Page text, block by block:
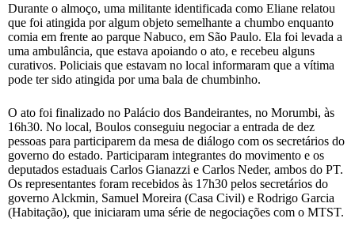
Durante o almoço, uma militante identificada como Eliane relatou
que foi atingida por algum objeto semelhante a chumbo enquanto
comia em frente ao parque Nabuco, em São Paulo. Ela foi levada a
uma ambulância, que estava apoiando o ato, e recebeu alguns
curativos. Policiais que estavam no local informaram que a vítima
pode ter sido atingida por uma bala de chumbinho.
O ato foi finalizado no Palácio dos Bandeirantes, no Morumbi, às
16h30. No local, Boulos conseguiu negociar a entrada de dez
pessoas para participarem da mesa de diálogo com os secretários do
governo do estado. Participaram integrantes do movimento e os
deputados estaduais Carlos Gianazzi e Carlos Neder, ambos do PT.
Os representantes foram recebidos às 17h30 pelos secretários do
governo Alckmin, Samuel Moreira (Casa Civil) e Rodrigo Garcia
(Habitação), que iniciaram uma série de negociações com o MTST.